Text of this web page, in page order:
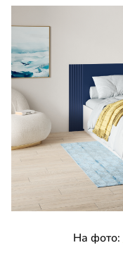
На фото: